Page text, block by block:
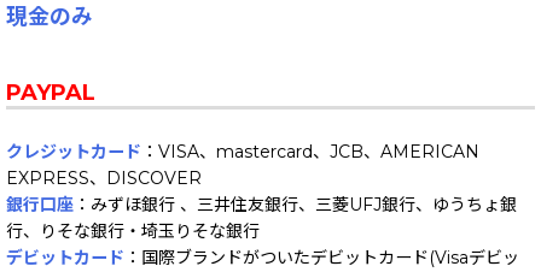
現金のみ
PAYPAL
クレジットカード ：VISA、mastercard、JCB、AMERICAN
EXPRESS、DISCOVER
銀行口座 ：みずほ銀行 、三井住友銀行、三菱UFJ銀行、ゆうちょ銀
行、りそな銀行・埼玉りそな銀行
デビットカード ：国際ブランドがついたデビットカード(Visaデビッ